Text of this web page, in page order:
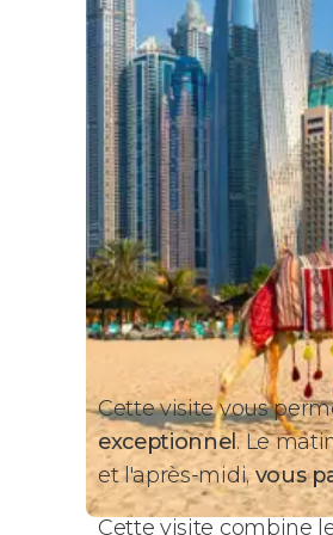
Cette visite vous
exceptionnel . Le
et l'après-midi,vous
Cette visite combine